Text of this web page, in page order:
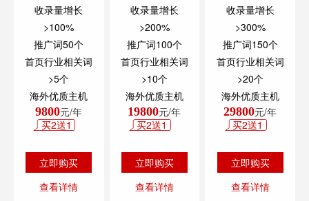
收录量增长
>100%
推广词50个
首页行业相关词
>5个
海外优质主机
9800元/年
买2送1
立即购买
查看详情
收录量增长
>200%
推广词100个
首页行业相关词
>10个
海外优质主机
19800元/年
买2送1
立即购买
查看详情
收录量增长
>300%
推广词150个
首页行业相关词
>20个
海外优质主机
29800元/年
买2送1
立即购买
查看详情